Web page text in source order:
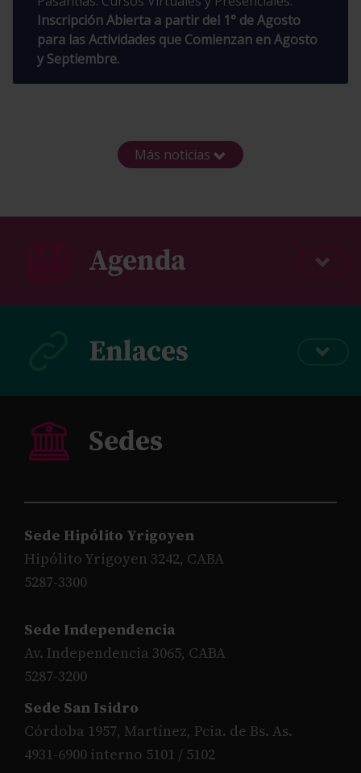
Inscripción Abierta a partir del 1° de Agosto
para las Actividades que Comienzan en Agosto
y Septiembre.
Más noticias
Sede Hipólito Yrigoyen
Hipólito Yrigoyen 3242, CABA
5287-3300
Sede Independencia
Av. Independencia 3065, CABA
5287-3200
Sede San Isidro
Córdoba 1957, Martínez, Pcia. de Bs. As.
4931-6900 interno 5101 / 5102